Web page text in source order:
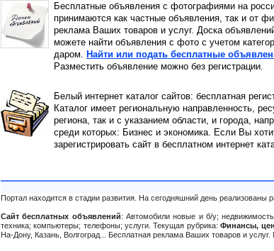
Бесплатные объявления с фотографиями на
принимаются как частные объявления, так и от
реклама Ваших товаров и услуг. Доска
можете найти объявления с фото с учетом
даром. Найти или подать бесплатные
Разместить объявление можно без регистрации.
Белый интернет каталог сайтов: бесплатная
Каталог имеет региональную направленность,
региона, так и с указанием области, и города,
среди которых: Бизнес и экономика. Если Вы
зарегистрировать сайт в бесплатном интернет
Портал находится в стадии развития. На сегодняшний день реализованы
Сайт бесплатных объявлений: Автомобили новые и б/у;
техника; компьютеры; телефоны; услуги. Текущая рубрика:Финансы,
На-Дону, Казань, Волгоград... Бесплатная реклама Ваших товаров и